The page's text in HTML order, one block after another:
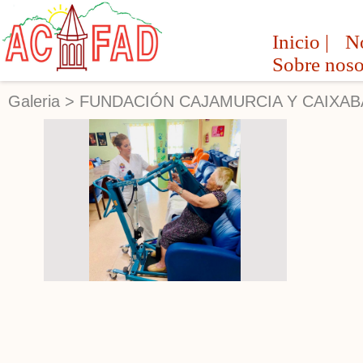
Inicio |
Sobre
Galeria > FUNDACIÓN CAJAMURCIA Y